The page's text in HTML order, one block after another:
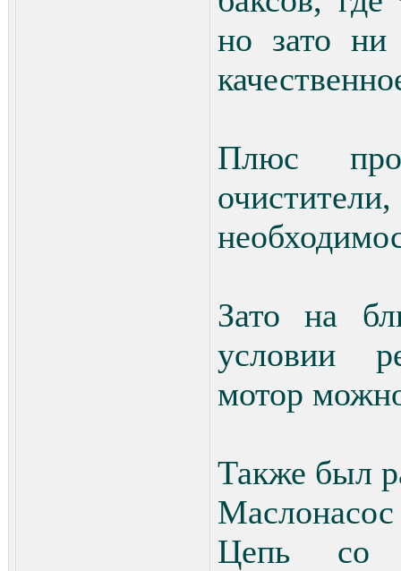
но зато ни
Плюс
Зато на
условии
мотор
Также был
Цепь со